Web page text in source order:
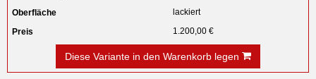
lackiert
1.200,00 €
Diese Variante in den Warenkorb legen